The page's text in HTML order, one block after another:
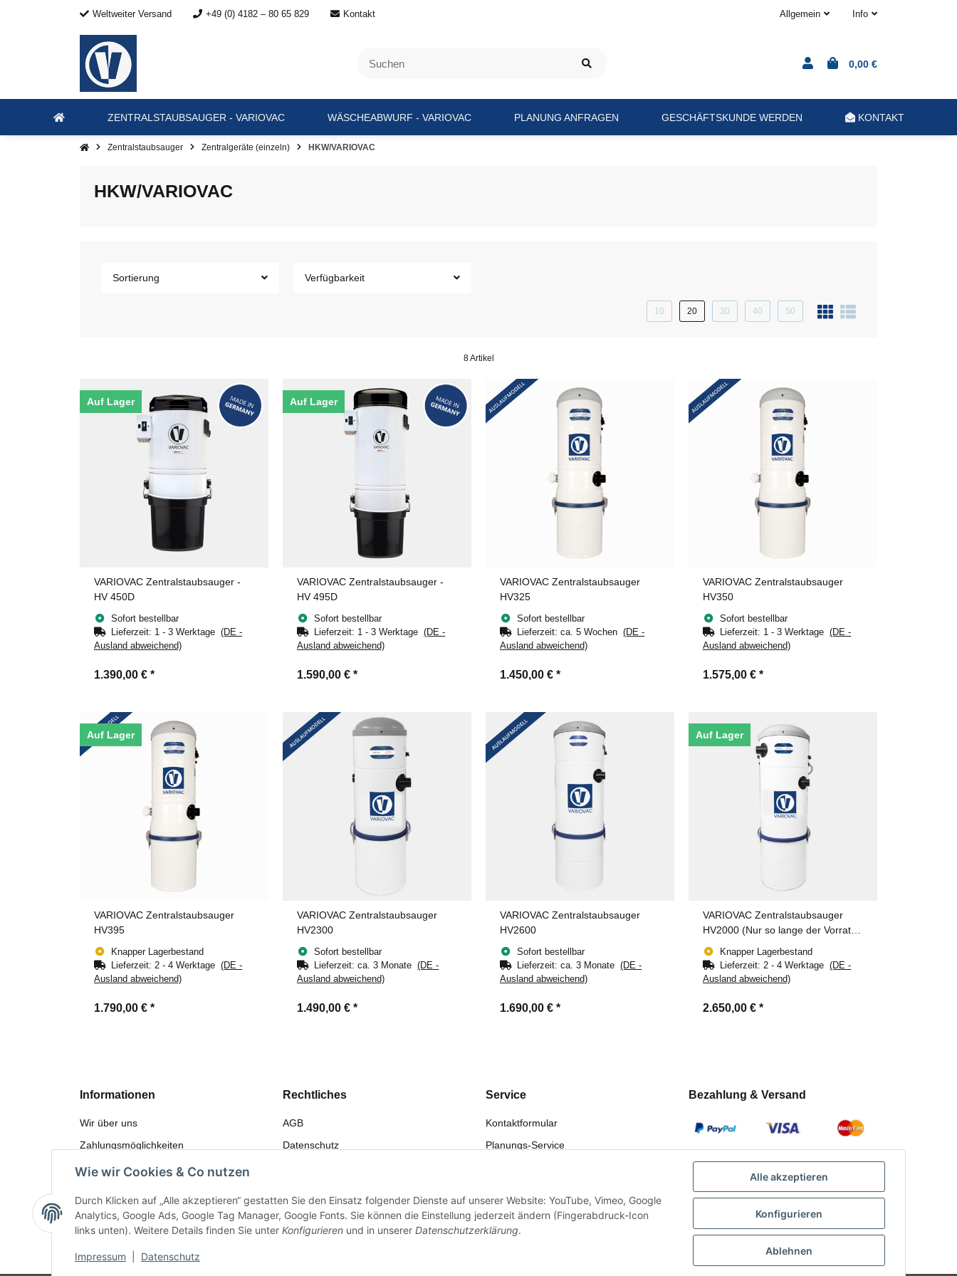
Weltweiter Versand +49 (0) 4182 – 80 65 829 Kontakt Allgemein Info
0,00 €
ZENTRALSTAUBSAUGER - VARIOVAC WÄSCHEABWURF - VARIOVAC PLANUNG ANFRAGEN GESCHÄFTSKUNDE WERDEN KONTAKT
Zentralstaubsauger Zentralgeräte (einzeln) HKW/VARIOVAC
HKW/VARIOVAC
Sortierung Verfügbarkeit
10 20 30 40 50
8 Artikel
Auf Lager
VARIOVAC Zentralstaubsauger -
HV 450D
Sofort bestellbar
Lieferzeit: 1 - 3 Werktage(DE -
Ausland abweichend)
1.390,00 € *
Auf Lager
VARIOVAC Zentralstaubsauger -
HV 495D
Sofort bestellbar
Lieferzeit: 1 - 3 Werktage(DE -
Ausland abweichend)
1.590,00 € *
VARIOVAC Zentralstaubsauger
HV325
Sofort bestellbar
Lieferzeit:ca. 5 Wochen(DE -
Ausland abweichend)
1.450,00 € *
VARIOVAC Zentralstaubsauger
HV350
Sofort bestellbar
Lieferzeit: 1 - 3 Werktage(DE -
Ausland abweichend)
1.575,00 € *
Auf Lager
VARIOVAC Zentralstaubsauger
HV395
Knapper Lagerbestand
Lieferzeit: 2 - 4 Werktage(DE -
Ausland abweichend)
1.790,00 € *
VARIOVAC Zentralstaubsauger
HV2300
Sofort bestellbar
Lieferzeit:ca. 3 Monate(DE -
Ausland abweichend)
1.490,00 € *
VARIOVAC Zentralstaubsauger
HV2600
Sofort bestellbar
Lieferzeit:ca. 3 Monate(DE -
Ausland abweichend)
1.690,00 € *
Auf Lager
VARIOVAC Zentralstaubsauger
HV2000 (Nur so lange der Vorrat
reicht!)
Knapper Lagerbestand
Lieferzeit: 2 - 4 Werktage(DE -
Ausland abweichend)
2.650,00 € *
Informationen
Wir über uns
Zahlungsmöglichkeiten
Versandinformationen
Bewerten
Rechtliches
AGB
Datenschutz
Impressum
Service
Kontaktformular
Planungs-Service
Retouren-Service
Bezahlung & Versand
Wie wir Cookies & Co nutzen
Durch Klicken auf „Alle akzeptieren“ gestatten Sie den Einsatz folgender Dienste auf unserer Website: YouTube, Vimeo, Google
Analytics, Google Ads, Google Tag Manager, Google Fonts. Sie können die Einstellung jederzeit ändern (Fingerabdruck-Icon
links unten). Weitere Details finden Sie unter Konfigurieren und in unserer Datenschutzerklärung.
Impressum Datenschutz
Alle akzeptieren
Konfigurieren
Ablehnen